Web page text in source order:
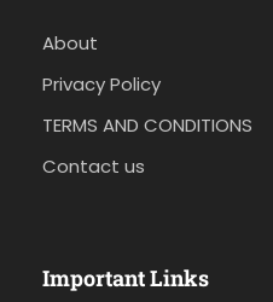
About
Privacy Policy
TERMS AND CONDITIONS
Contact us
Important Links